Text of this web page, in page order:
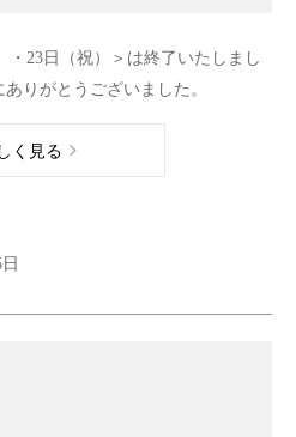
・23日（祝）＞は終了いたしまし
りがとうございました。
く見る